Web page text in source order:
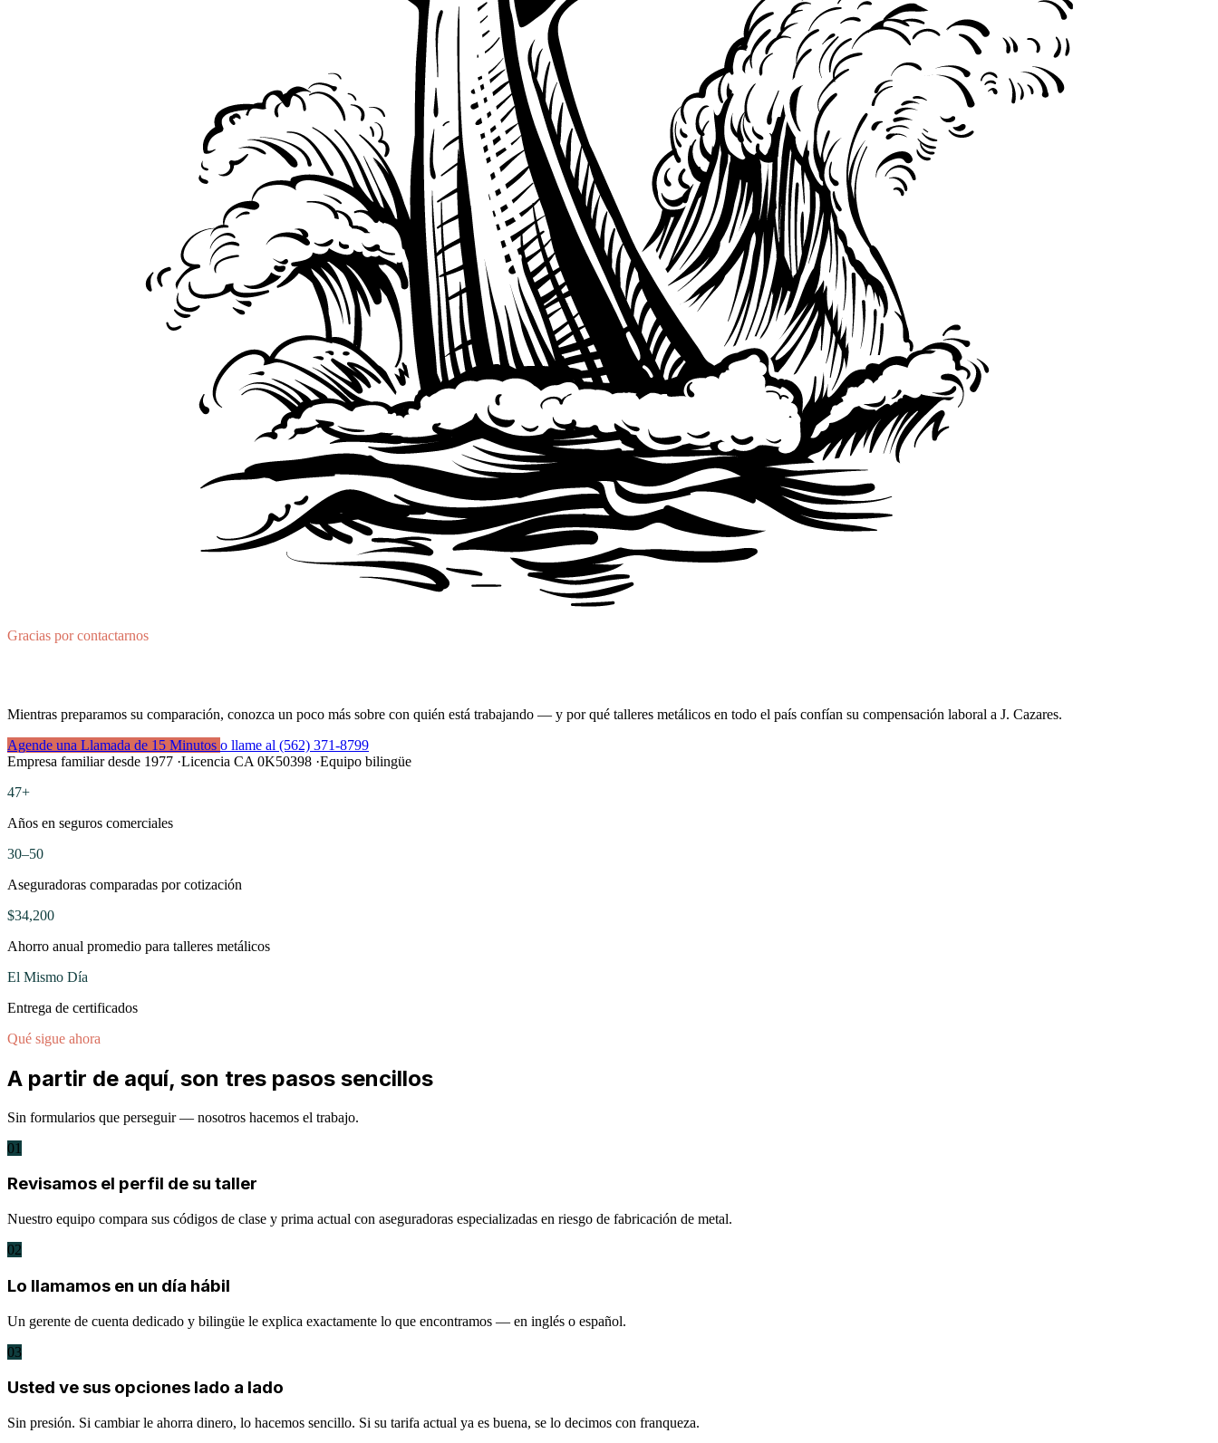
Gracias por contactarnos
Mientras preparamos su comparación, conozca un poco más sobre con quién está trabajando — y por qué talleres metálicos en todo el país confían su compensación laboral a J. Cazares.
Agende una Llamada de 15 Minutos o llame al (562) 371-8799
Empresa familiar desde 1977 ·Licencia CA 0K50398 ·Equipo bilingüe
47+
Años en seguros comerciales
30–50
Aseguradoras comparadas por cotización
$34,200
Ahorro anual promedio para talleres metálicos
El Mismo Día
Entrega de certificados
Qué sigue ahora
A partir de aquí, son tres pasos sencillos
Sin formularios que perseguir — nosotros hacemos el trabajo.
01
Revisamos el perfil de su taller
Nuestro equipo compara sus códigos de clase y prima actual con aseguradoras especializadas en riesgo de fabricación de metal.
02
Lo llamamos en un día hábil
Un gerente de cuenta dedicado y bilingüe le explica exactamente lo que encontramos — en inglés o español.
03
Usted ve sus opciones lado a lado
Sin presión. Si cambiar le ahorra dinero, lo hacemos sencillo. Si su tarifa actual ya es buena, se lo decimos con franqueza.